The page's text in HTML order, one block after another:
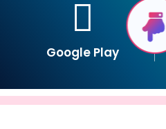
Google Play